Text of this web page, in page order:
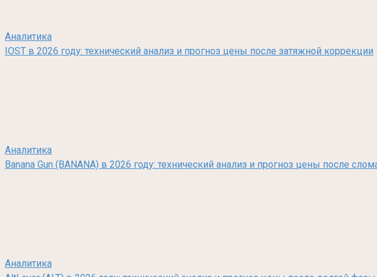
Аналитика
IOST в 2026 году: технический анализ и прогноз цены после затяжной коррекции
Аналитика
Banana Gun (BANANA) в 2026 году: технический анализ и прогноз цены после
Аналитика